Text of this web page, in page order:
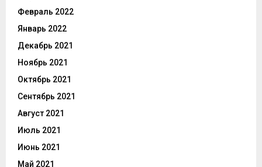
Февраль 2022
Январь 2022
Декабрь 2021
Ноябрь 2021
Октябрь 2021
Сентябрь 2021
Август 2021
Июль 2021
Июнь 2021
Май 2021